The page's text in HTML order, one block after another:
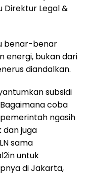
Direktur Legal &
benar-benar
energi, bukan dari
diandalkan.
subsidi
coba
ngasih
dan juga
sama
untuk
di Jakarta,